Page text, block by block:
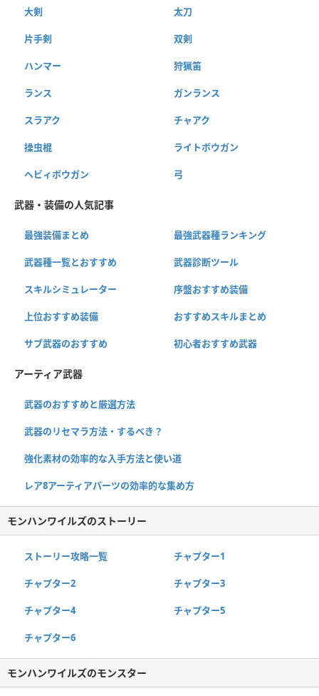
大剣 太刀
片手剣 双剣
ハンマー 狩猟笛
ランス ガンランス
スラアク チャアク
操虫棍 ライトボウガン
ヘビィボウガン 弓
武器・装備の人気記事
最強装備まとめ 最強武器種ランキング
武器種一覧とおすすめ 武器診断ツール
スキルシミュレーター 序盤おすすめ装備
上位おすすめ装備 おすすめスキルまとめ
サブ武器のおすすめ 初心者おすすめ武器
アーティア武器
武器のおすすめと厳選方法
武器のリセマラ方法・するべき？
強化素材の効率的な入手方法と使い道
レア8アーティアパーツの効率的な集め方
モンハンワイルズのストーリー
ストーリー攻略一覧 チャプター1
チャプター2 チャプター3
チャプター4 チャプター5
チャプター6
モンハンワイルズのモンスター